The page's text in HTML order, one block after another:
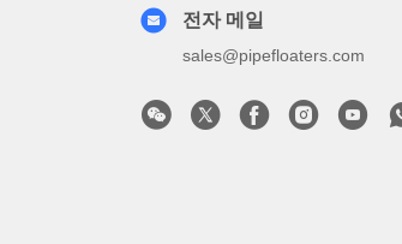
전자 메일
sales@pipefloaters.com